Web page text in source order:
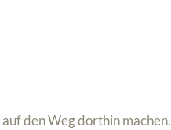
den Weg dorthin machen.